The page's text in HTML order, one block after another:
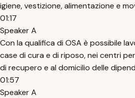
igiene, vestizione, alimentazione e
01:17
Speaker A
Con la qualifica di OSA è possibile
case di cura e di riposo, nei centri
di recupero e al domicilio delle
01:57
Speaker A